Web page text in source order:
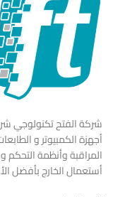
شركة الفتح تكنولوجي
أجهزة الكمبيوتر و
المراقبة وأنظمة
أستعمال الخارج بأفضل